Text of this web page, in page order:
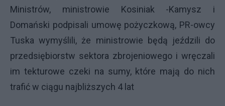
Ministrów, ministrowie Kosiniak -Kamysz i
Domański podpisali umowę pożyczkową, PR-owcy
Tuska wymyślili, że ministrowie będą jeździli do
przedsiębiorstw sektora zbrojeniowego i wręczali
im tekturowe czeki na sumy, które mają do nich
trafić w ciągu najbliższych 4 lat